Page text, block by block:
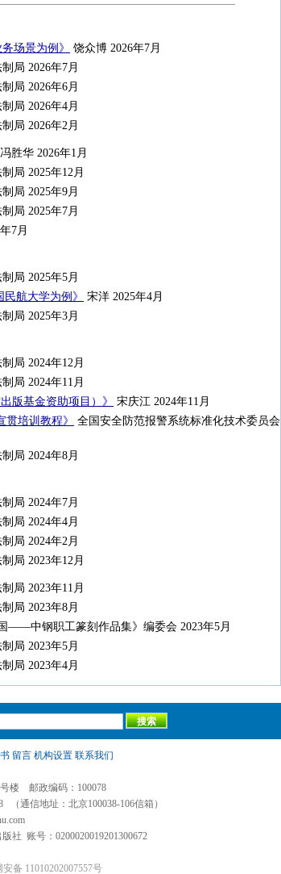
场景为例》
饶众博 2026年7月
局 2026年7月
局 2026年6月
局 2026年4月
局 2026年2月
胜华 2026年1月
局 2025年12月
局 2025年9月
局 2025年7月
7月
局 2025年5月
航大学为例》
宋洋 2025年4月
局 2025年3月
局 2024年12月
局 2024年11月
版基金资助项目）》
宋庆江 2024年11月
培训教程》
全国安全防范报警系统标准化技术委员会
局 2024年8月
局 2024年7月
局 2024年4月
局 2024年2月
局 2023年12月
局 2023年11月
局 2023年8月
——中钢职工篆刻作品集》编委会 2023年5月
局 2023年5月
局 2023年4月
留言 机构设置 联系我们
楼 邮政编码：100078
通信地址：北京100038-106信箱）
社 账号：0200020019201300672
备 11010202007557号